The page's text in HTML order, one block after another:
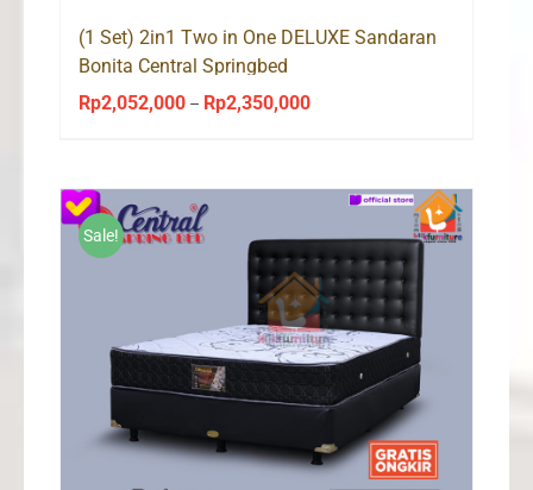
(1 Set) 2in1 Two in One DELUXE Sandaran
Bonita Central Springbed
Rp2,052,000 – Rp2,350,000Price
through
Rp2,350,000
Sale!